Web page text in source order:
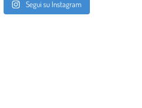
Segui su Instagram